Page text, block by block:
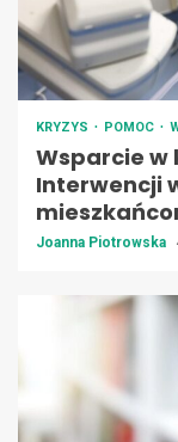
KRYZYS POMOC
Wsparcie w
Interwencji
Joanna Piotrowska